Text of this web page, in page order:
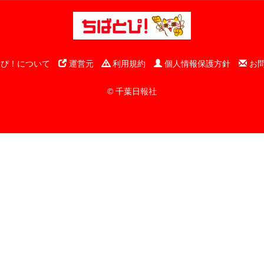
！について 運営元 利用規約 個人情報保護方針 お
© 千葉日報社